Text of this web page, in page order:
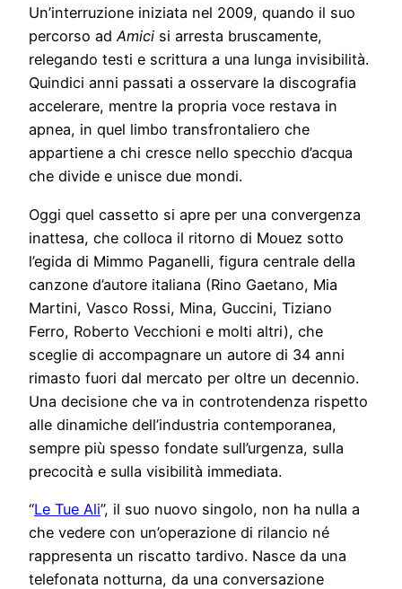
Un’interruzione iniziata nel 2009, quando il suo
percorso adAmici si arresta bruscamente,
relegando testi e scrittura a una lunga invisibilità.
Quindici anni passati a osservare la discografia
accelerare, mentre la propria voce restava in
apnea, in quel limbo transfrontaliero che
appartiene a chi cresce nello specchio d’acqua
che divide e unisce due mondi.
Oggi quel cassetto si apre per una convergenza
inattesa, che colloca il ritorno di Mouez sotto
l’egida di Mimmo Paganelli, figura centrale della
canzone d’autore italiana (Rino Gaetano, Mia
Martini, Vasco Rossi, Mina, Guccini, Tiziano
Ferro, Roberto Vecchioni e molti altri), che
sceglie di accompagnare un autore di 34 anni
rimasto fuori dal mercato per oltre un decennio.
Una decisione che va in controtendenza rispetto
alle dinamiche dell’industria contemporanea,
sempre più spesso fondate sull’urgenza, sulla
precocità e sulla visibilità immediata.
“Le Tue Ali”, il suo nuovo singolo, non ha nulla a
che vedere con un’operazione di rilancio né
rappresenta un riscatto tardivo. Nasce da una
telefonata notturna, da una conversazione